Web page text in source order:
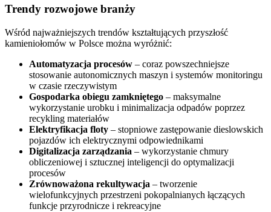
Trendy rozwojowe branży
Wśród najważniejszych trendów kształtujących przyszłość
kamieniołomów w Polsce można wyróżnić:
Automatyzacja procesów – coraz powszechniejsze
stosowanie autonomicznych maszyn i systemów monitoringu
w czasie rzeczywistym
Gospodarka obiegu zamkniętego – maksymalne
wykorzystanie urobku i minimalizacja odpadów poprzez
recykling materiałów
Elektryfikacja floty – stopniowe zastępowanie dieslowskich
pojazdów ich elektrycznymi odpowiednikami
Digitalizacja zarządzania – wykorzystanie chmury
obliczeniowej i sztucznej inteligencji do optymalizacji
procesów
Zrównoważona rekultywacja – tworzenie
wielofunkcyjnych przestrzeni pokopalnianych łączących
funkcje przyrodnicze i rekreacyjne